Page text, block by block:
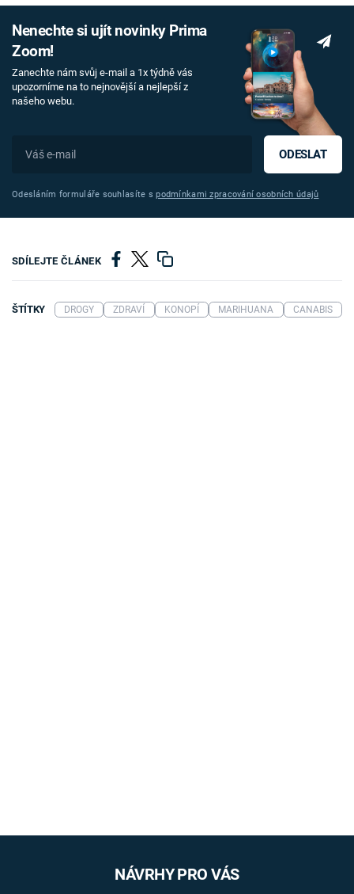
Nenechte si ujít novinky Prima
Zoom!
Zanechte nám svůj e-mail a 1x týdně vás
upozorníme na to nejnovější a nejlepší z
našeho webu.
ODESLAT
Odesláním formuláře souhlasíte spodmínkami zpracování osobních údajů
SDÍLEJTE ČLÁNEK
ŠTÍTKY DROGY ZDRAVÍ KONOPÍ MARIHUANA CANABIS
NÁVRHY PRO VÁS